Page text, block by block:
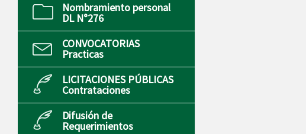
Nombramiento personal
DL N°276
CONVOCATORIAS
Practicas
LICITACIONES PÚBLICAS
Contrataciones
Difusión de
Requerimientos